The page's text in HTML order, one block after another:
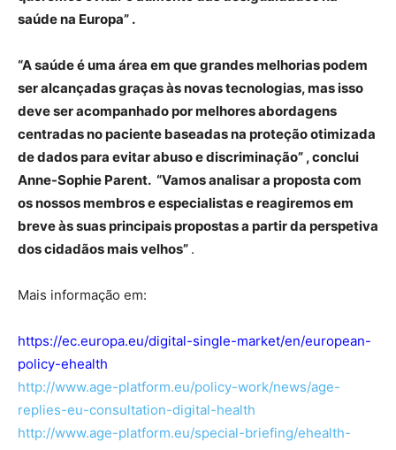
saúde na Europa” .
“A saúde é uma área em que grandes melhorias podem
ser alcançadas graças às novas tecnologias, mas isso
deve ser acompanhado por melhores abordagens
centradas no paciente baseadas na proteção otimizada
de dados para evitar abuso e discriminação” , conclui
Anne-Sophie Parent. “Vamos analisar a proposta com
os nossos membros e especialistas e reagiremos em
breve às suas principais propostas a partir da perspetiva
dos cidadãos mais velhos” .
Mais informação em:
https://ec.europa.eu/digital-single-market/en/european-
policy-ehealth
http://www.age-platform.eu/policy-work/news/age-
replies-eu-consultation-digital-health
http://www.age-platform.eu/special-briefing/ehealth-